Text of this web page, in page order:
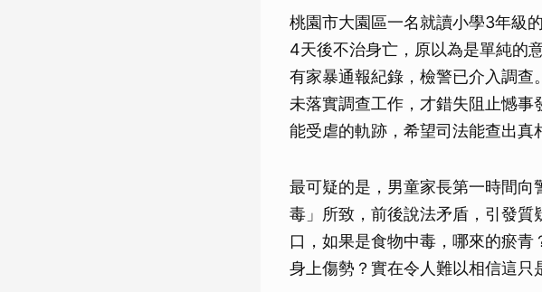
桃園市大園區一名就讀小學3年級
4天後不治身亡，原以為是單純的
有家暴通報紀錄，檢警已介入調查
未落實調查工作，才錯失阻止憾
能受虐的軌跡，希望司法能查出真
最可疑的是，男童家長第一時間
毒」所致，前後說法矛盾，引發
口，如果是食物中毒，哪來的瘀
身上傷勢？實在令人難以相信這只